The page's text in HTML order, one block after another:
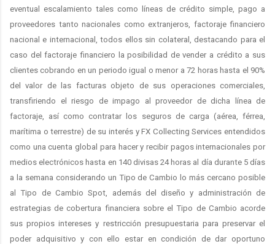
eventual escalamiento tales como líneas de crédito simple, pago a
proveedores tanto nacionales como extranjeros, factoraje financiero
nacional e internacional, todos ellos sin colateral, destacando para el
caso del factoraje financiero la posibilidad de vender a crédito a sus
clientes cobrando en un periodo igual o menor a 72 horas hasta el 90%
del valor de las facturas objeto de sus operaciones comerciales,
transfiriendo el riesgo de impago al proveedor de dicha línea de
factoraje, así como contratar los seguros de carga (aérea, férrea,
marítima o terrestre) de su interés y FX Collecting Services entendidos
como una cuenta global para hacer y recibir pagos internacionales por
medios electrónicos hasta en 140 divisas 24 horas al día durante 5 días
a la semana considerando un Tipo de Cambio lo más cercano posible
al Tipo de Cambio Spot, además del diseño y administración de
estrategias de cobertura financiera sobre el Tipo de Cambio acorde
sus propios intereses y restricción presupuestaria para preservar el
poder adquisitivo y con ello estar en condición de dar oportuno